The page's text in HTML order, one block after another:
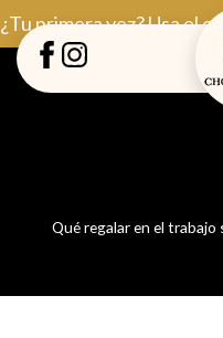
al
contenido
¿Tu primera vez? Usa el
Qué regalar en el